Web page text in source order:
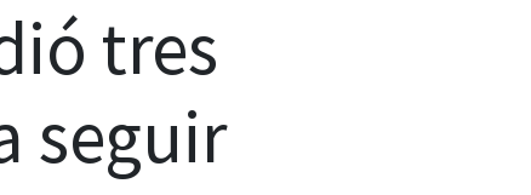
tres
seguir